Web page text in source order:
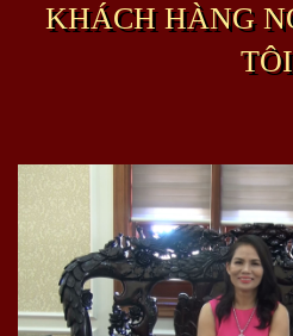
KHÁCH HÀNG
TÔI